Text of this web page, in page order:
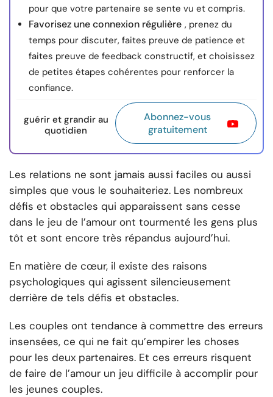
pour que votre partenaire se sente vu et compris.
Favorisez une connexion régulière , prenez du
temps pour discuter, faites preuve de patience et
faites preuve de feedback constructif, et choisissez
de petites étapes cohérentes pour renforcer la
confiance.
guérir et grandir au
quotidien
Abonnez-vous
gratuitement
Les relations ne sont jamais aussi faciles ou aussi
simples que vous le souhaiteriez. Les nombreux
défis et obstacles qui apparaissent sans cesse
dans le jeu de l’amour ont tourmenté les gens plus
tôt et sont encore très répandus aujourd’hui.
En matière de cœur, il existe des raisons
psychologiques qui agissent silencieusement
derrière de tels défis et obstacles.
Les couples ont tendance à commettre des erreurs
insensées, ce qui ne fait qu’empirer les choses
pour les deux partenaires. Et ces erreurs risquent
de faire de l’amour un jeu difficile à accomplir pour
les jeunes couples.